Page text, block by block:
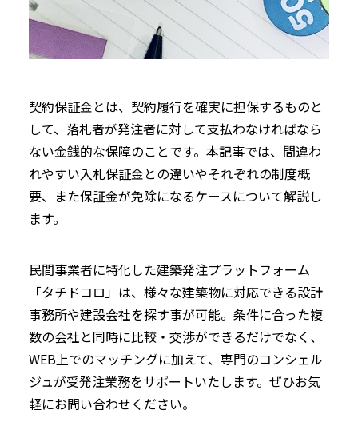
契約保証金とは、契約履行を確実に担保するものと
して、落札者が発注者に対して支払わなければなら
ない金銭的な保障のことです。本記事では、間違わ
れやすい入札保証金との違いやそれぞれの制度概
要、また保証金が免除になるケースについて解説し
ます。
民間事業者に特化した建築発注プラットフォーム
「タチドコロ」は、様々な建築物に対応できる設計
事務所や建設会社を探す事が可能。条件に合った複
数の会社と同時に比較・交渉ができるだけでなく、
WEB上でのマッチングに加えて、専門のコンシェル
ジュが受発注業務をサポートいたします。ぜひお気
軽にお問い合わせください。